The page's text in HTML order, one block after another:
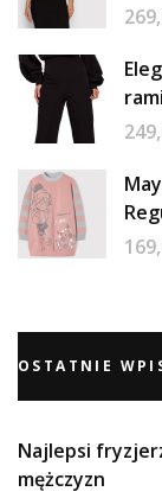
OSTATNIE
Najlepsi
mężczyzn